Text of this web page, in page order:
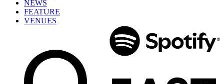
NEWS
FEATURE
VENUES